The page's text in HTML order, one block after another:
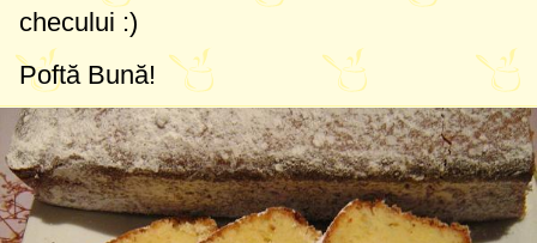
checului :)
Poftă Bună!